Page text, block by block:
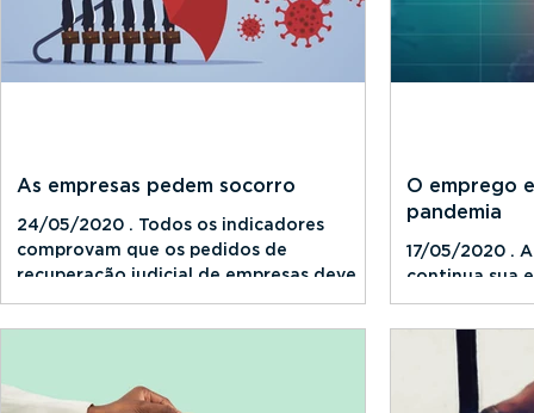
As empresas pedem socorro
24/05/2020 . Todos os indicadores
comprovam que os pedidos de
recuperação judicial de empresas devem
O emprego
pandemia
17/05/2020 .
continua sua
sexto lugar
casos de